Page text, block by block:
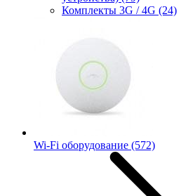
Комплекты 3G / 4G (24)
Wi-Fi оборудование (572)